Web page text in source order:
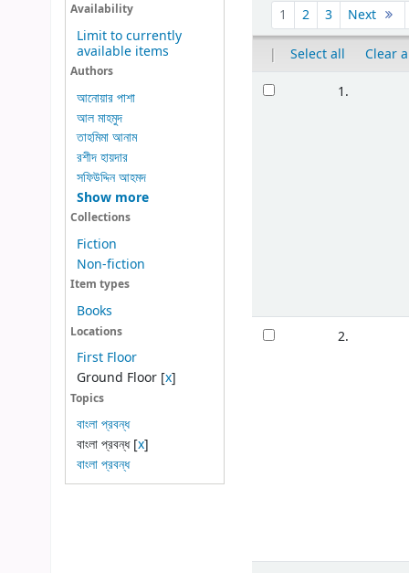
Availability
Limit to currently
available items
Authors
আনোয়ার পাশা
আল মাহমুদ
তাহমিমা আনাম
রশীদ হায়দার
সফিউদ্দিন আহমদ
Show more
Collections
Fiction
Non-fiction
Item types
Books
Locations
First Floor
Ground Floor[x]
Topics
বাংলা প্রবন্ধ
বাংলা প্রবন্ধ[x]
বাংলা প্রবন্ধ
1 2 3 Next
| Select all Clear
1.
2.